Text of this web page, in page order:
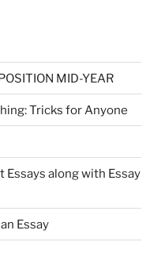
MID-YEAR
Tricks for Anyone
along with Essay
Essay